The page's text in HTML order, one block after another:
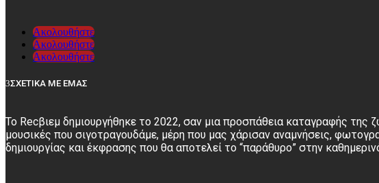
Ακολουθήστε
Ακολουθήστε
Ακολουθήστε
ΣΧΕΤΙΚΑ ΜΕ ΕΜΑΣ
Το Recβιεμ δημιουργήθηκε το 2022, σαν μια προσπάθεια καταγραφής της
μουσικές που σιγοτραγουδάμε, μέρη που μας χάρισαν αναμνήσεις,
δημιουργίας και έκφρασης που θα αποτελεί το “παράθυρο” στην